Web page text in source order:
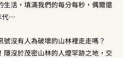
生活，填滿我們的每分每秒，偶爾還
代…
沒有人為破壞的山林裡走走嗎？
隱沒於茂密山林的人煙罕跡之地，交